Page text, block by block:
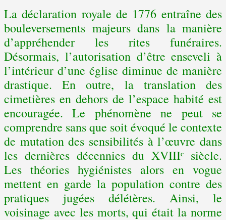
La déclaration royale de 1776 entraîne des
bouleversements majeurs dans la manière
d’appréhender les rites funéraires.
Désormais, l’autorisation d’être enseveli à
l’intérieur d’une église diminue de manière
drastique. En outre, la translation des
cimetières en dehors de l’espace habité est
encouragée. Le phénomène ne peut se
comprendre sans que soit évoqué le contexte
de mutation des sensibilités à l’œuvre dans
les dernières décennies du XVIIIᵉ siècle.
Les théories hygiénistes alors en vogue
mettent en garde la population contre des
pratiques jugées délétères. Ainsi, le
voisinage avec les morts, qui était la norme